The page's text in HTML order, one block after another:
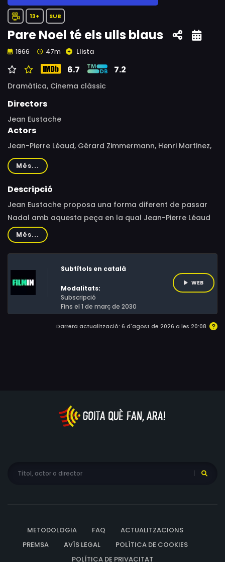
13+ SUB
Pare Noel té els ulls blaus
1966 47m Llista
6.7 7.2
Dramàtica, Cinema clàssic
Directors
Jean Eustache
Actors
Jean-Pierre Léaud, Gérard Zimmermann, Henri Martinez,
René Gilson, Michèle Maynard, Maurice Domingo, Carmen
Ripoll, Jeanne Delos, Noëlle Baleste, Alain Derboy,
Rosette Mourrut, Jacques Larson, Georges Riccio
Més...
Descripció
Jean Eustache proposa una forma diferent de passar
Nadal amb aquesta peça en la qual Jean-Pierre Léaud
interpreta a un jove que ha de vestir-se de Papà Noel
per a tirar endavant econòmicament.Per Nadal, el jove
Daniel somia amb comprar-se una trenca que li permeti
ocultar còmodament la seva roba. Per tant, accepta
posar per a un fotògraf als carrers de Narbona,
disfressat de Papà Noel. Irreconeixible sota la seva
barba blanca, aborda als transeünts (i especialment a
les dones) oferint-los pressionar-se contra ell per a fer
Més...
Subtítols en català
Modalitats:
Subscripció
Fins el 1 de març de 2030
WEB
Darrera actualització: 6 d'agost de 2026 a les 20:08
METODOLOGIA FAQ
ACTUALITZACIONS
PREMSA
AVÍS LEGAL
POLÍTICA DE COOKIES
POLÍTICA DE PRIVACITAT